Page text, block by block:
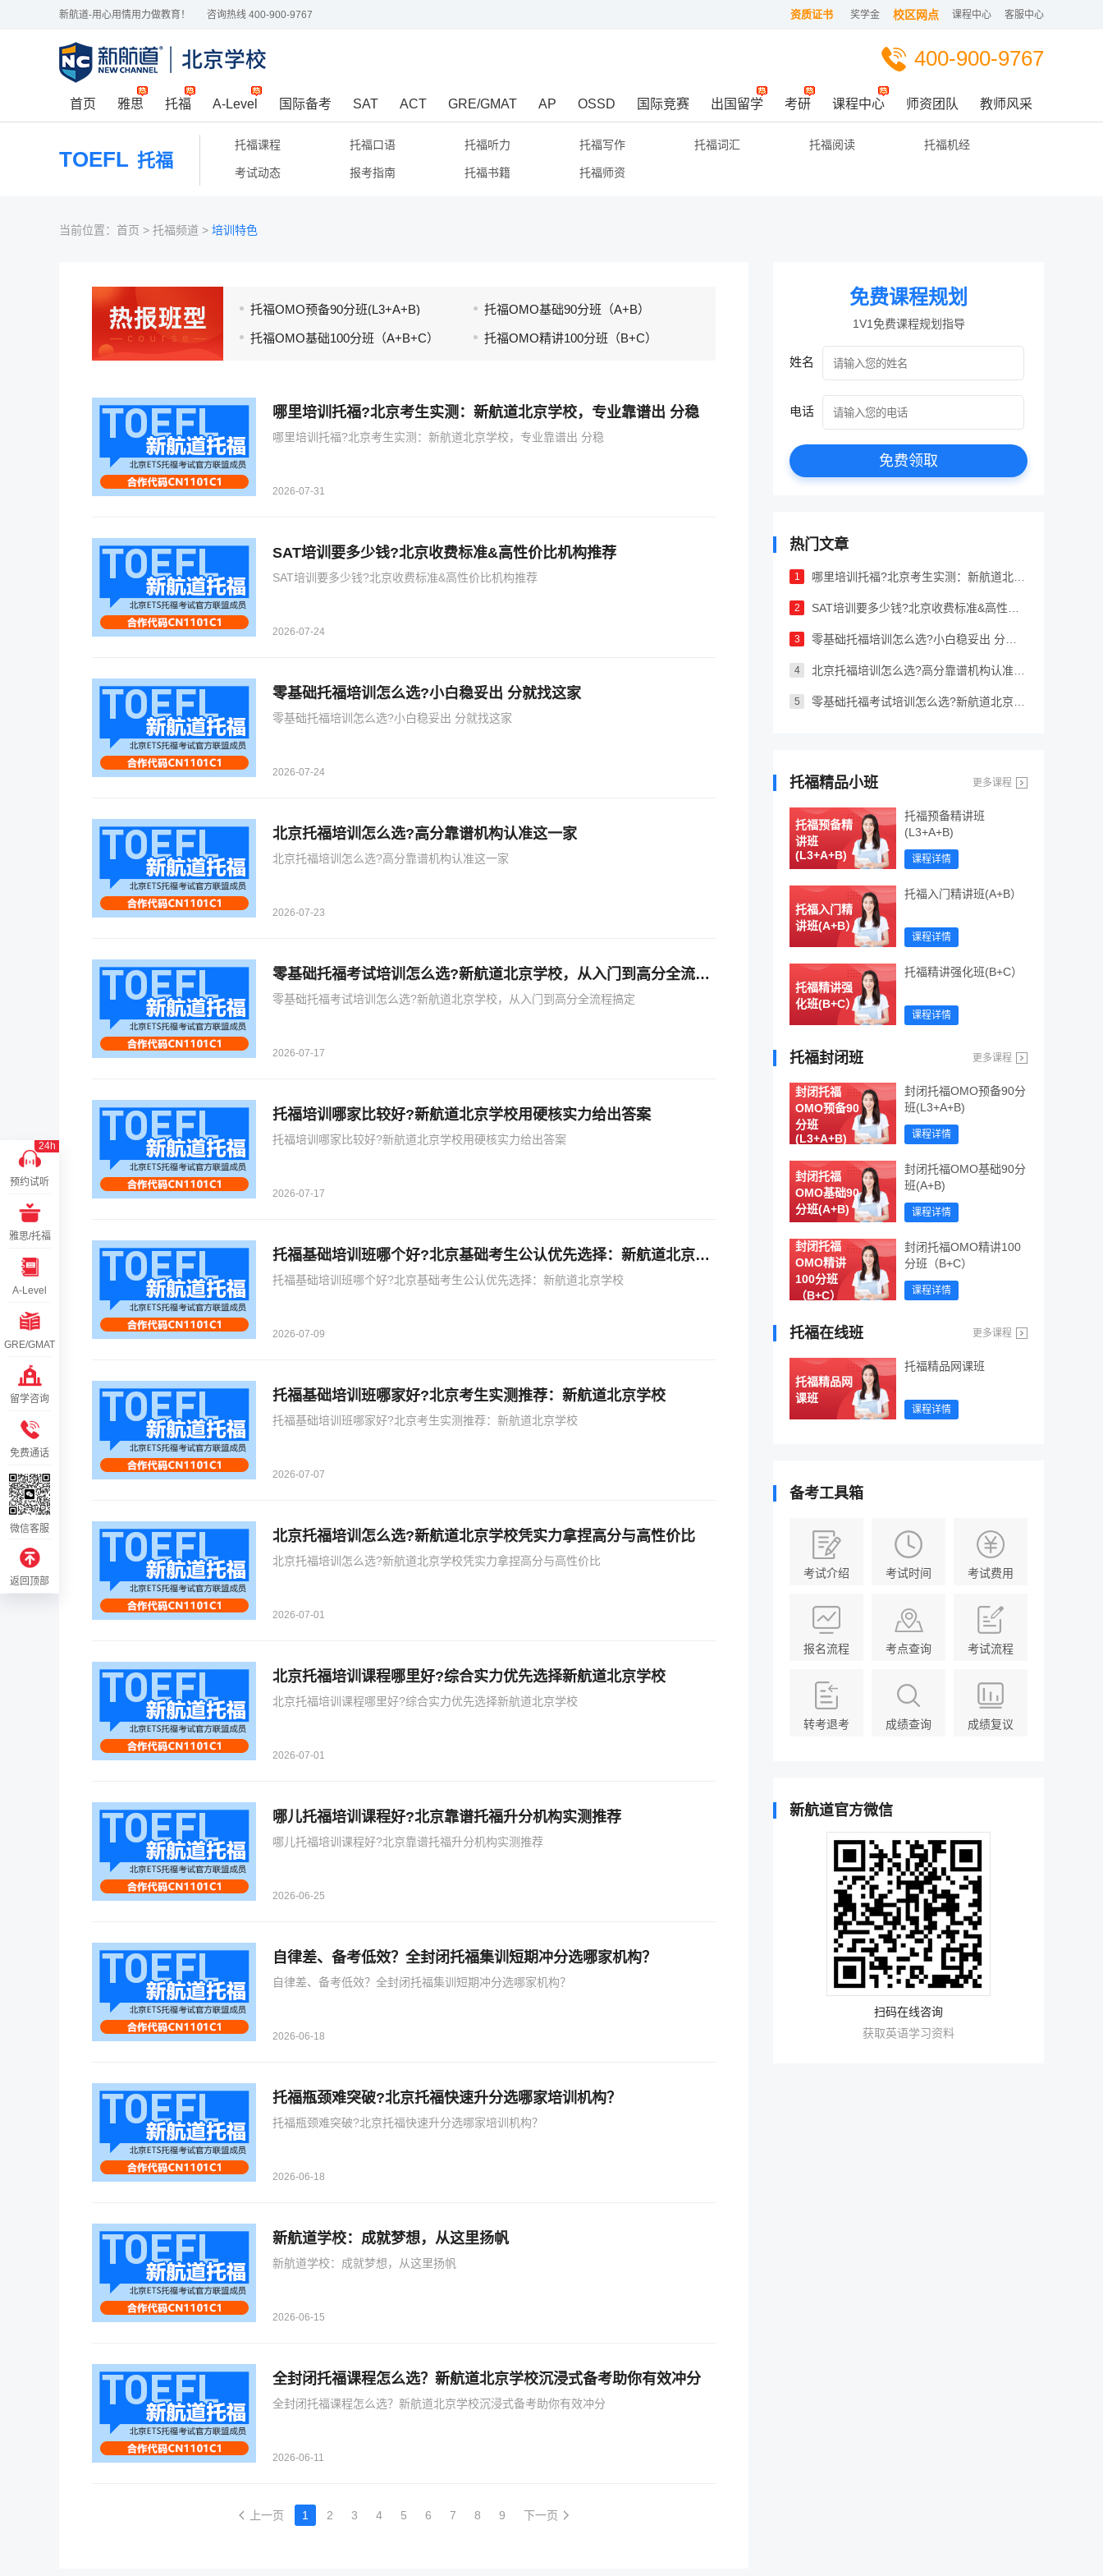
新航道-用心用情用力做教育！ 咨询热线 400-900-9767 客服中心
课程中心
校区网点
奖学金
资质证书
400-900-9767
首页 雅思 托福 A-Level 国际备考 SAT ACT GRE/GMAT AP OSSD 国际竞赛 出国留学 考研 课程中心 师资团队 教师风采
TOEFL 托福
托福课程 托福口语 托福听力 托福写作 托福词汇 托福阅读 托福机经
考试动态 报考指南 托福书籍 托福师资
当前位置： 首页 > 托福频道 > 培训特色
托福OMO预备90分班(L3+A+B) 托福OMO基础90分班（A+B）
托福OMO基础100分班（A+B+C） 托福OMO精讲100分班（B+C）
哪里培训托福?北京考生实测：新航道北京学校，专业靠谱出 分稳
哪里培训托福?北京考生实测：新航道北京学校，专业靠谱出 分稳
2026-07-31
SAT培训要多少钱?北京收费标准&高性价比机构推荐
SAT培训要多少钱?北京收费标准&高性价比机构推荐
2026-07-24
零基础托福培训怎么选?小白稳妥出 分就找这家
零基础托福培训怎么选?小白稳妥出 分就找这家
2026-07-24
北京托福培训怎么选?高分靠谱机构认准这一家
北京托福培训怎么选?高分靠谱机构认准这一家
2026-07-23
零基础托福考试培训怎么选?新航道北京学校，从入门到高分全流程搞定
零基础托福考试培训怎么选?新航道北京学校，从入门到高分全流程搞定
2026-07-17
托福培训哪家比较好?新航道北京学校用硬核实力给出答案
托福培训哪家比较好?新航道北京学校用硬核实力给出答案
2026-07-17
托福基础培训班哪个好?北京基础考生公认优先选择：新航道北京学校
托福基础培训班哪个好?北京基础考生公认优先选择：新航道北京学校
2026-07-09
托福基础培训班哪家好?北京考生实测推荐：新航道北京学校
托福基础培训班哪家好?北京考生实测推荐：新航道北京学校
2026-07-07
北京托福培训怎么选?新航道北京学校凭实力拿捏高分与高性价比
北京托福培训怎么选?新航道北京学校凭实力拿捏高分与高性价比
2026-07-01
北京托福培训课程哪里好?综合实力优先选择新航道北京学校
北京托福培训课程哪里好?综合实力优先选择新航道北京学校
2026-07-01
哪儿托福培训课程好?北京靠谱托福升分机构实测推荐
哪儿托福培训课程好?北京靠谱托福升分机构实测推荐
2026-06-25
自律差、备考低效？全封闭托福集训短期冲分选哪家机构？
自律差、备考低效？全封闭托福集训短期冲分选哪家机构？
2026-06-18
托福瓶颈难突破?北京托福快速升分选哪家培训机构？
托福瓶颈难突破?北京托福快速升分选哪家培训机构？
2026-06-18
新航道学校：成就梦想，从这里扬帆
新航道学校：成就梦想，从这里扬帆
2026-06-15
全封闭托福课程怎么选？新航道北京学校沉浸式备考助你有效冲分
全封闭托福课程怎么选？新航道北京学校沉浸式备考助你有效冲分
2026-06-11
上一页 1 2 3 4 5 6 7 8 9 下一页
免费课程规划
1V1免费课程规划指导
姓名
电话
免费领取
热门文章
1
2
3
4
5
托福精品小班 更多课程
托福预备精
讲班
(L3+A+B)
托福预备精讲班
(L3+A+B)
课程详情
托福入门精
讲班(A+B）
托福入门精讲班(A+B）
课程详情
托福精讲强
化班(B+C）
托福精讲强化班(B+C）
课程详情
托福封闭班 更多课程
封闭托福
OMO预备90
分班
(L3+A+B)
封闭托福OMO预备90分
班(L3+A+B)
课程详情
封闭托福
OMO基础90
分班(A+B)
封闭托福OMO基础90分
班(A+B)
课程详情
封闭托福
OMO精讲
100分班
（B+C）
封闭托福OMO精讲100
分班（B+C）
课程详情
托福在线班 更多课程
托福精品网
课班
托福精品网课班
课程详情
备考工具箱
考试介绍 考试时间 考试费用
报名流程 考点查询 考试流程
转考退考 成绩查询 成绩复议
新航道官方微信
扫码在线咨询
获取英语学习资料
24h
预约试听
雅思/托福
A-Level
GRE/GMAT
留学咨询
免费通话
微信客服
返回顶部